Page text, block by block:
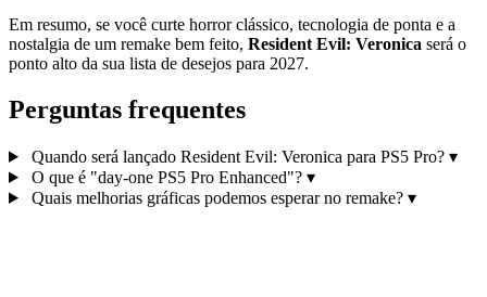
Em resumo, se você curte horror clássico, tecnologia de ponta e a
nostalgia de um remake bem feito, Resident Evil: Veronica será o
ponto alto da sua lista de desejos para 2027.
Perguntas frequentes
Quando será lançado Resident Evil: Veronica para PS5 Pro? ▾
O que é "day‑one PS5 Pro Enhanced"? ▾
Quais melhorias gráficas podemos esperar no remake? ▾